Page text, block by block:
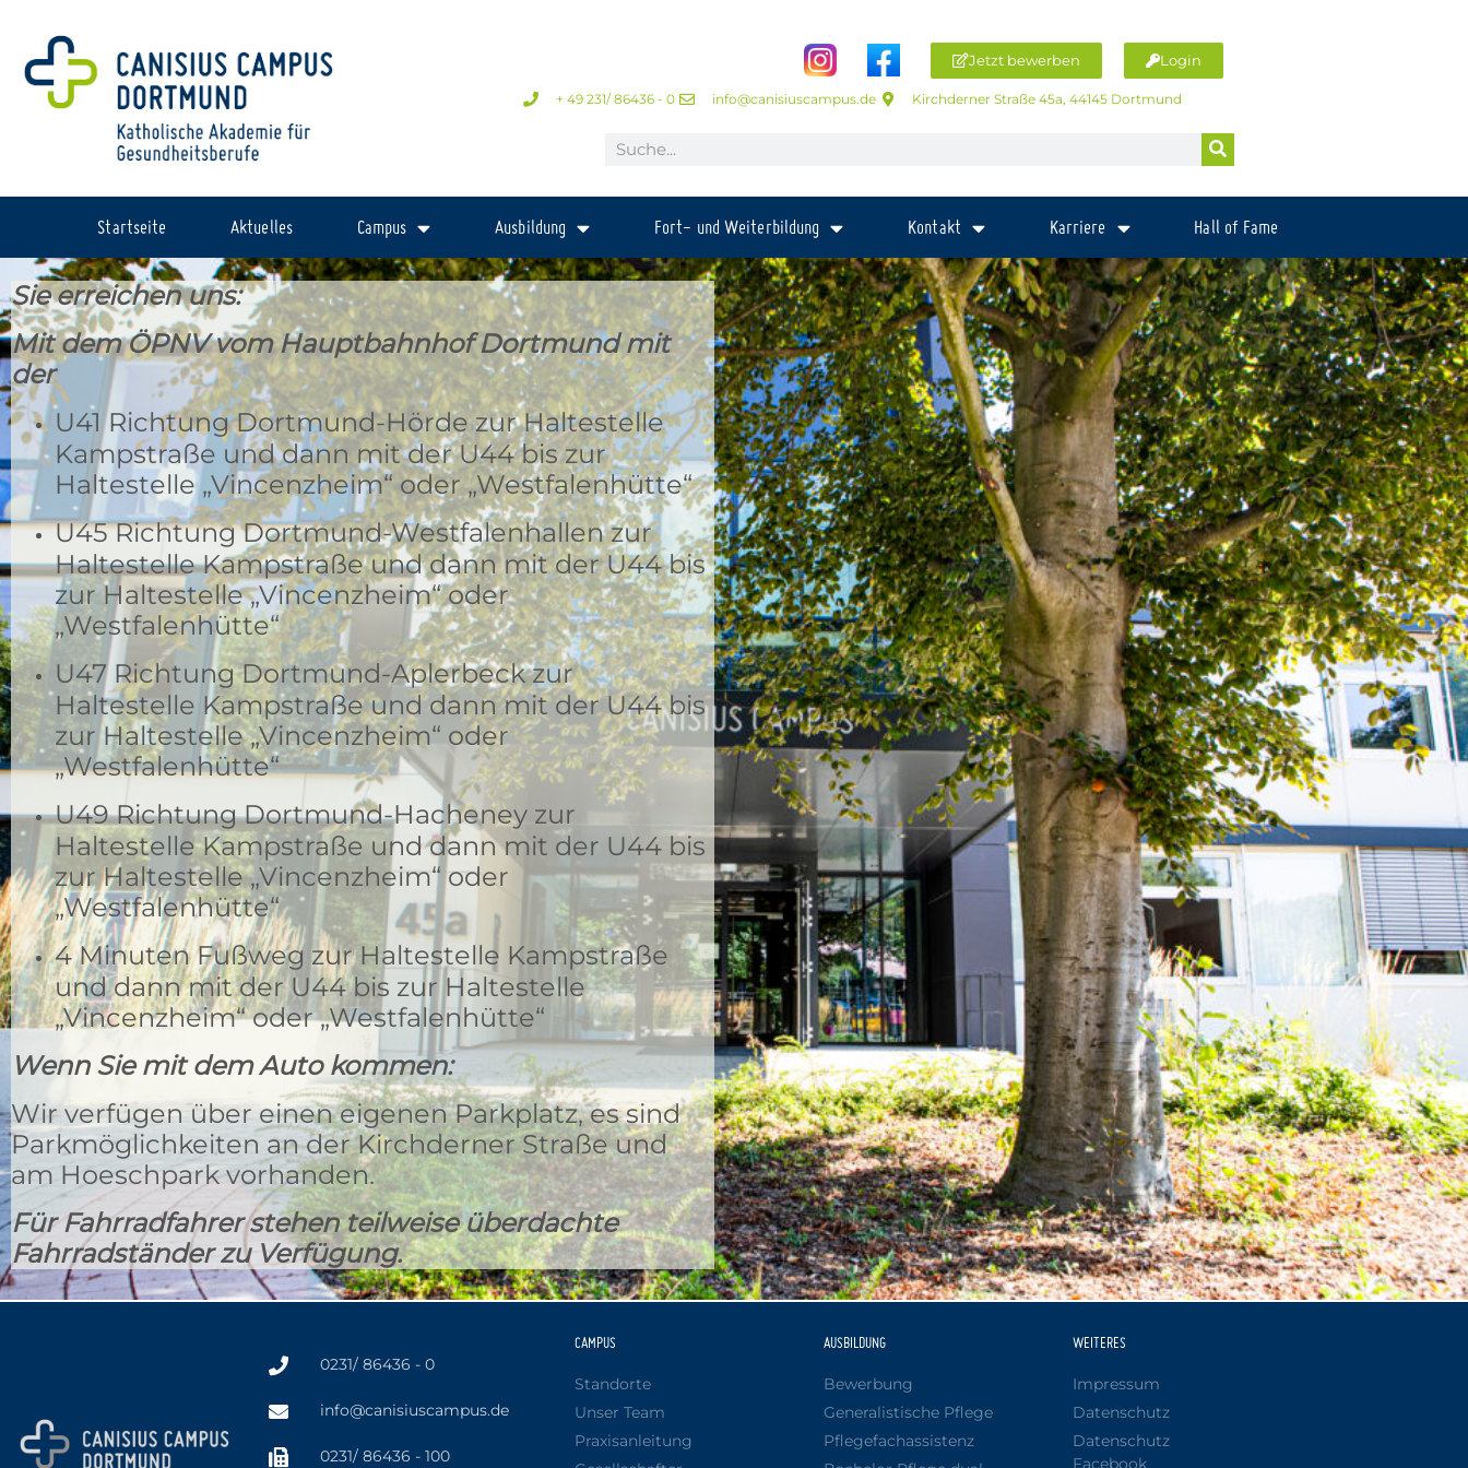
Jetzt bewerben Login
+ 49 231/ 86436 - 0 info@canisiuscampus.de Kirchderner Straße 45a, 44145 Dortmund
Startseite Aktuelles Campus Ausbildung Fort- und Weiterbildung Kontakt Karriere Hall of Fame
Sieerreichen uns:
Mit dem ÖPNV vom Hauptbahnhof Dortmund mit
der
U41 Richtung Dortmund-Hörde zur Haltestelle
Kampstraße und dann mit der U44 bis zur
Haltestelle „Vincenzheim“ oder „Westfalenhütte“
U45 Richtung Dortmund-Westfalenhallen zur
Haltestelle Kampstraße und dann mit der U44 bis
zur Haltestelle „Vincenzheim“ oder
„Westfalenhütte“
U47 Richtung Dortmund-Aplerbeck zur
Haltestelle Kampstraße und dann mit der U44 bis
zur Haltestelle „Vincenzheim“ oder
„Westfalenhütte“
U49 Richtung Dortmund-Hacheney zur
Haltestelle Kampstraße und dann mit der U44 bis
zur Haltestelle „Vincenzheim“ oder
„Westfalenhütte“
4 Minuten Fußweg zur Haltestelle Kampstraße
und dann mit der U44 bis zur Haltestelle
„Vincenzheim“ oder „Westfalenhütte“
Wenn Sie mit dem Auto kommen:
Wir verfügen über einen eigenen Parkplatz, es sind
Parkmöglichkeiten an der Kirchderner Straße und
am Hoeschpark vorhanden.
Für Fahrradfahrer stehen teilweise überdachte
Fahrradständer zu Verfügung.
0231/ 86436 - 0
info@canisiuscampus.de
0231/ 86436 - 100
CAMPUS
Standorte
Unser Team
Praxisanleitung
AUSBILDUNG
Bewerbung
Generalistische Pflege
Pflegefachassistenz
WEITERES
Impressum
Datenschutz
Datenschutz
Facebook